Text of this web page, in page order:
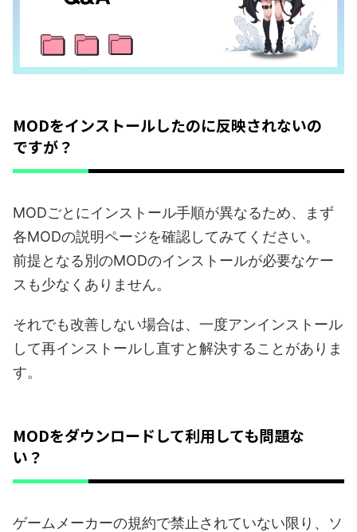
MODをインストールしたのに反映されないの
ですが？
MODごとにインストール手順が異なるため、まず
各MODの説明ページを確認してみてください。
前提となる別のMODのインストールが必要なケー
スも少なくありません。
それでも改善しない場合は、一度アンインストール
して再インストールし直すと解決することがありま
す。
MODをダウンロードして利用しても問題な
い？
ゲームメーカーの規約で禁止されていない限り、ソ